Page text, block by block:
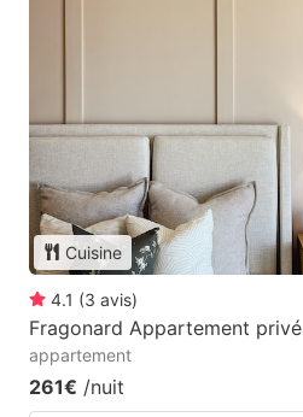
Cuisine
4.1 (3 avis)
Fragonard Appartement privé
appartement
261€ /nuit